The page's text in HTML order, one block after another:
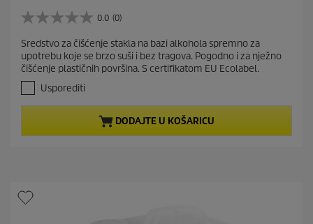
r
e
n
t
p
r
t
p
0.0 (0)
0
0
o
d
z
e
e
Sredstvo za čišćenje stakla na bazi alkohola spremno za
upotrebu koje se brzo suši i bez tragova. Pogodno i za nježno
čišćenje plastičnih površina. S certifikatom EU Ecolabel.
Usporediti
DODAJTE U KOŠARICU